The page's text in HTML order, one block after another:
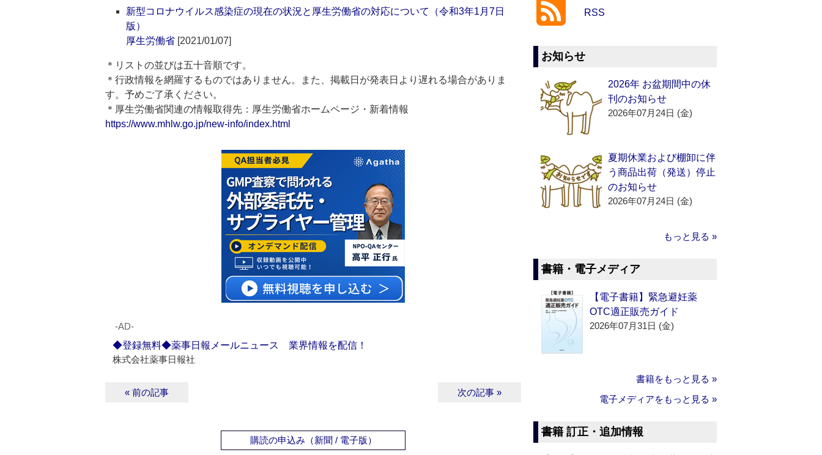
新型コロナウイルス感染症の現在の状況と厚生労働省の対応について（令和3年1月7日
版）
厚生労働省 [2021/01/07]
＊リストの並びは五十音順です。
＊行政情報を網羅するものではありません。また、掲載日が発表日より遅れる場合がありま
す。予めご了承ください。
＊厚生労働省関連の情報取得先：厚生労働省ホームページ・新着情報
https://www.mhlw.go.jp/new-info/index.html
‐AD‐
◆登録無料◆薬事日報メールニュース 業界情報を配信！
株式会社薬事日報社
« 前の記事 次の記事 »
購読の申込み（新聞 / 電子版）
RSS
お知らせ
2026年 お盆期間中の休
刊のお知らせ
2026年07月24日 (金)
夏期休業および棚卸に伴
う商品出荷（発送）停止
のお知らせ
2026年07月24日 (金)
もっと見る »
書籍・電子メディア
【電子書籍】緊急避妊薬
OTC適正販売ガイド
2026年07月31日 (金)
書籍をもっと見る »
電子メディアをもっと見る »
書籍 訂正・追加情報